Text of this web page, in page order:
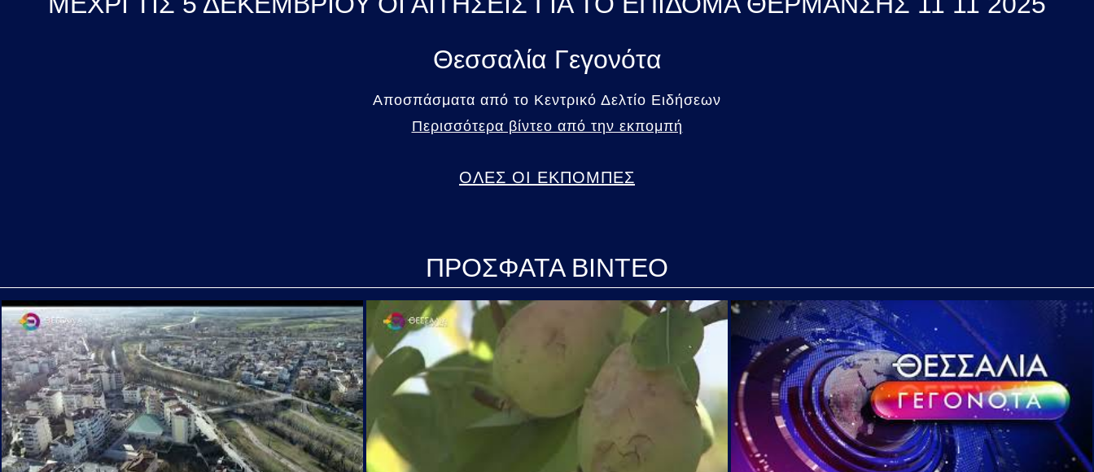
Θεσσαλία Γεγονότα
Αποσπάσματα από το Κεντρικό Δελτίο Ειδήσεων
Περισσότερα βίντεο από την εκπομπή
ΟΛΕΣ ΟΙ ΕΚΠΟΜΠΕΣ
ΠΡΟΣΦΑΤΑ ΒΙΝΤΕΟ